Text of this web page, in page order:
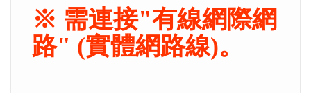
※ 需連接"有線網際網
路" (實體網路線)。